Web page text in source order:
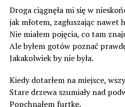
Droga ciągnęła mi się w
jak młotem, zagłuszając nawet
Nie miałem pojęcia, co tam
Ale byłem gotów poznać
Jakakolwiek by nie była.
Kiedy dotarłem na miejsce,
Stare drzewa szumiały nad
Popchnąłem furtkę.